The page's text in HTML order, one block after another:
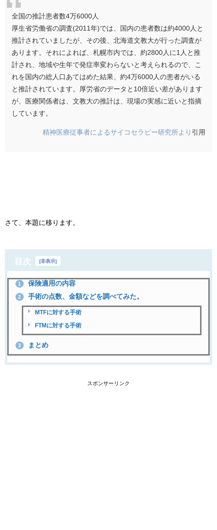
全国の推計患者数4万6000人
厚生省労働省の調査(2011年)では、国内の患者数は約4000人と
推計されていましたが、その後、北海道文教大が行った調査が
あります。それによれば、札幌市内では、約2800人に1人と推
計され、地域や生年で発症率変わらないと考えられるので、こ
れを国内の総人口あてはめた結果、約4万6000人の患者がいる
と推計されています。厚労省のデータと10倍近い差があります
が、医療関係者は、文教大の推計は、現場の実感に近いと指摘
しています。
精神医療従事者によるサイコセラピー研究所より 引用
さて、本題に移ります。
目次 [非表示]
1 保険適用の内容
2 手術の点数、金額などを調べてみた。
MTFに対する手術
FTMに対する手術
3 まとめ
スポンサーリンク